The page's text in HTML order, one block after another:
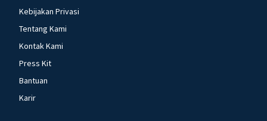
Kebijakan Privasi
Tentang Kami
Kontak Kami
Press Kit
Bantuan
Karir